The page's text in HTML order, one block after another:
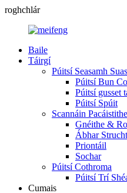
roghchlár
Baile
Táirgí
Púitsí Seasamh Suas
Púitsí Bun
Púitsí gusset
Púitsí Spúit
Scannáin
Gnéithe &
Ábhar
Priontáil
Sochar
Púitsí Cothroma
Púitsí Trí
Cumais